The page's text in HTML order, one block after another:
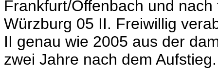
Frankfurt/Offenbach und
Würzburg 05 II. Freiwillig
II genau wie 2005 aus der
zwei Jahre nach dem Aufstieg.